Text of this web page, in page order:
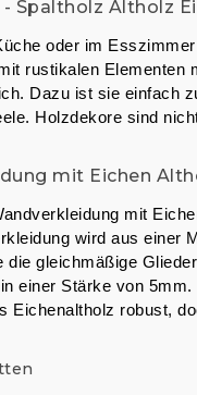
Spaltholz Altholz
oder im
rustikalen Elementen
Dazu ist sie einfach
Holzdekore sind
mit Eichen
mit
wird aus einer
gleichmäßige
einer Stärke von
Eichenaltholz robust,